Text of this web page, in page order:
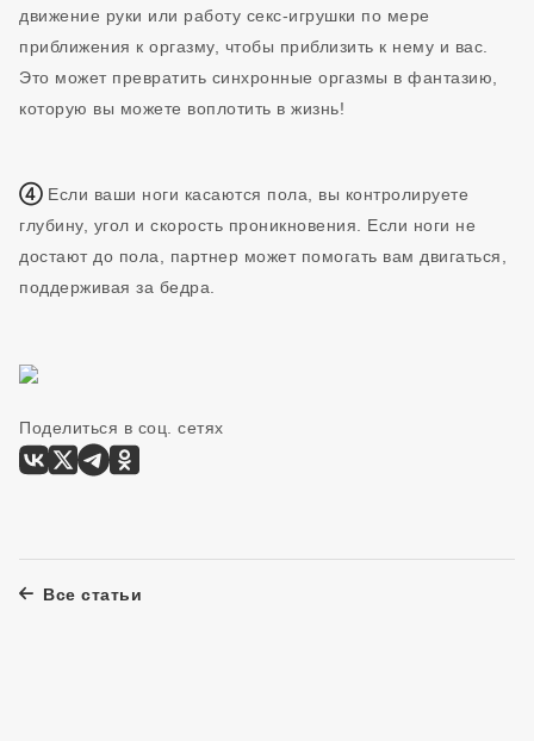
движение руки или работу секс-игрушки по мере
приближения к оргазму, чтобы приблизить к нему и вас.
Это может превратить синхронные оргазмы в фантазию,
которую вы можете воплотить в жизнь!
④ Если ваши ноги касаются пола, вы контролируете
глубину, угол и скорость проникновения. Если ноги не
достают до пола, партнер может помогать вам двигаться,
поддерживая за бедра.
Поделиться в соц. сетях
Все статьи